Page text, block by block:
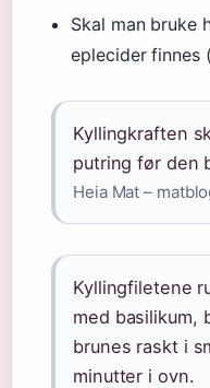
Skal man bruke
eplecider finnes (
Kyllingkraften
putring før den
Heia Mat –
Kyllingfiletene
med basilikum,
brunes raskt i
minutter i ovn.